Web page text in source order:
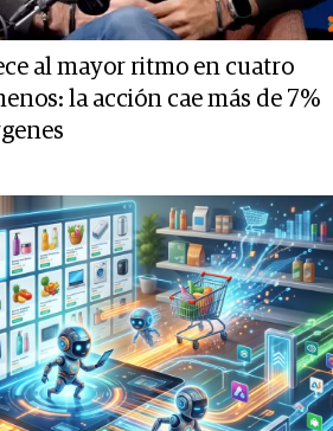
al mayor ritmo en cuatro
la acción cae más de 7%